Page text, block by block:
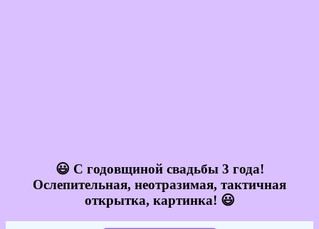
😃 С годовщиной свадьбы 3 года!
Ослепительная, неотразимая, тактичная
открытка, картинка! 😃